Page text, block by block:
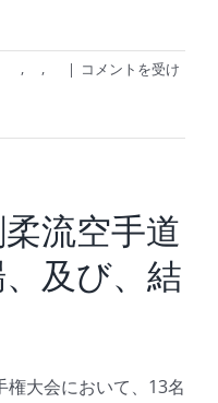
, , | 空
験
催！
＠
仙
臺
は
コメントを受け
流空手道
及び、結
大会において、13名